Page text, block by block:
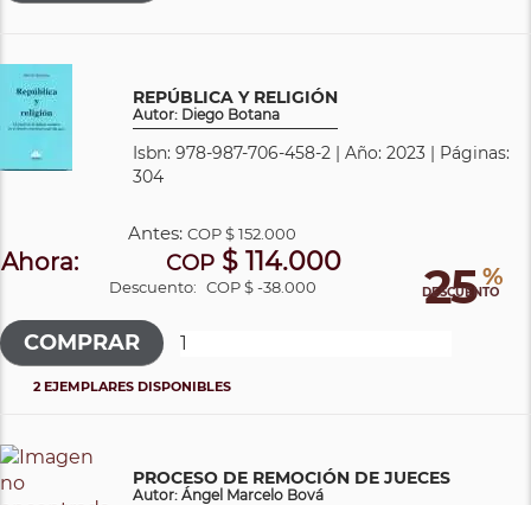
REPÚBLICA Y RELIGIÓN
Autor: Diego Botana
Isbn: 978-987-706-458-2 | Año: 2023 | Páginas:
304
25 %
DESCUENTO
Antes:COP$ 152.000
Ahora: COP $ 114.000
Descuento: COP $ -38.000
2 EJEMPLARES DISPONIBLES
PROCESO DE REMOCIÓN DE JUECES
Autor: Ángel Marcelo Bová